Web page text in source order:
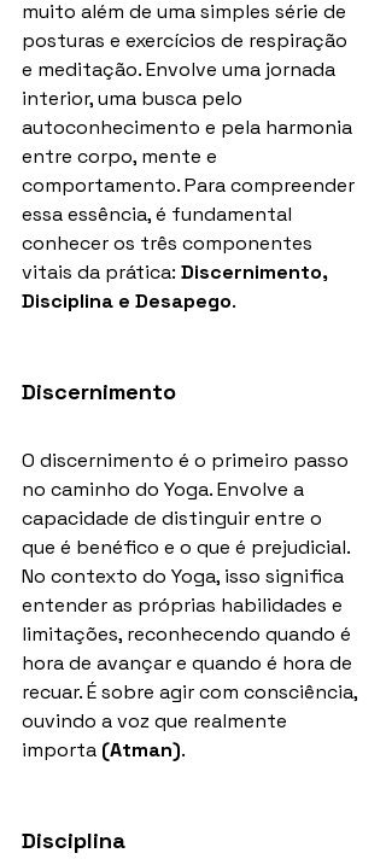
muito além de uma simples série de
posturas e exercícios de respiração
e meditação. Envolve uma jornada
interior, uma busca pelo
autoconhecimento e pela harmonia
entre corpo, mente e
comportamento. Para compreender
essa essência, é fundamental
conhecer os três componentes
vitais da prática: Discernimento,
Disciplina e Desapego.
Discernimento
O discernimento é o primeiro passo
no caminho do Yoga. Envolve a
capacidade de distinguir entre o
que é benéfico e o que é prejudicial.
No contexto do Yoga, isso significa
entender as próprias habilidades e
limitações, reconhecendo quando é
hora de avançar e quando é hora de
recuar. É sobre agir com consciência,
ouvindo a voz que realmente
importa (Atman).
Disciplina